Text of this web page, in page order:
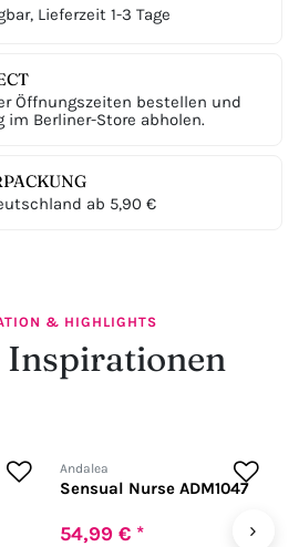
Lieferzeit 1-3 Tage
Öffnungszeiten bestellen und
im Berliner-Store abholen.
ab 5,90 €
& HIGHLIGHTS
Inspirationen
Andalea
Sensual Nurse ADM1047
54,99 € * ›